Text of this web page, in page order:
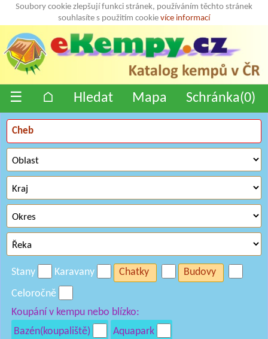
Soubory cookie zlepšují funkci stránek, používáním těchto stránek
souhlasíte s použitím cookie více informací
☰ ⌂ Hledat Mapa Schránka(0)
Stany Karavany Chatky
Budovy
Celoročně
Koupání v kempu nebo blízko:
Bazén(koupaliště)
Aquapark